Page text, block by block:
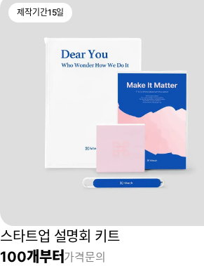
제작기간15일
스타트업 설명회 키트
100개부터 가격문의